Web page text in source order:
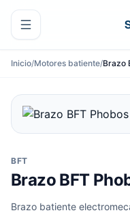
Ir al contenido
Inicio/Motores batiente/Brazo
BFT
Brazo BFT
Brazo batiente